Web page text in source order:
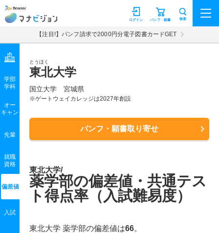
マナビジョン パンフ・願書
ログイン 検索
【注目!】パンフ請求で2000円分電子図書カードGET
とうほく
東北大学
国立大学 宮城県
※ゲートウェイカレッジは2027年創設
パンフ・願書取り寄せ
学部
学科
オー
キャン
先輩
就職
資格
偏差値
入試
東北大学/
薬学部の偏差値・共通テス
ト得点率（入試難易度）
東北大学 薬学部の偏差値は66。